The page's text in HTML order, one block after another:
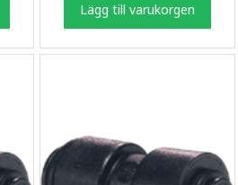
Lägg till varukorgen